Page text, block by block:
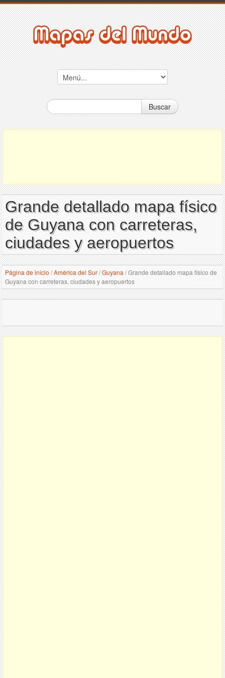
Buscar
Grande detallado mapa físico
de Guyana con carreteras,
ciudades y aeropuertos
Página de inicio /América del Sur/Guyana /Grande detallado mapa físico de
Guyana con carreteras, ciudades y aeropuertos